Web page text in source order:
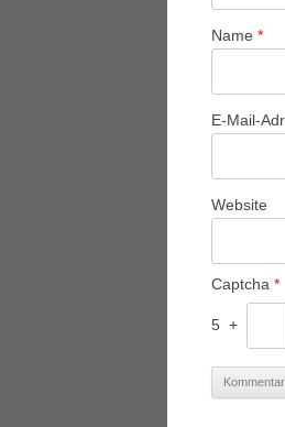
Name *
E-Mail-
Website
Captcha *
5 +